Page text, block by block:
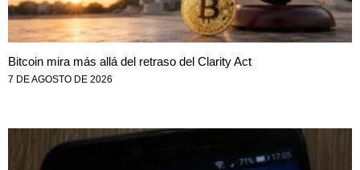
Bitcoin mira más allá del retraso del Clarity Act
7 DE AGOSTO DE 2026